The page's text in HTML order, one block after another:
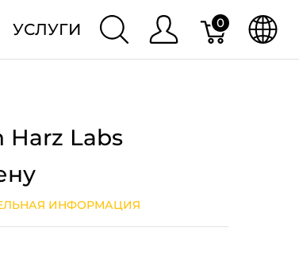
УСЛУГИ 0
Harz Labs
ИНФОРМАЦИЯ